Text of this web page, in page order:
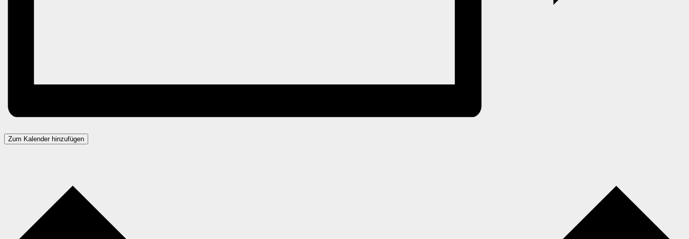
Zum Kalender hinzufügen